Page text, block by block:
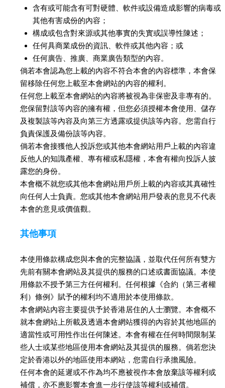
含有或可能含有可對硬體、軟件或設備造成影響的病毒或
其他有害成份的內容；
構成或包含對來源或其他事實的失實或誤導性陳述；
任何具商業成份的資訊、軟件或其他內容；或
任何廣告、推廣、商業廣告類型的內容。
倘若本會認為您上載的內容不符合本會的內容標準，本會保
留移除任何您上載至本會網站的內容的權利。
任何您上載至本會網站的內容將被視為非保密及非專有的。
您保留對該等內容的擁有權，但您必須授權本會使用、儲存
及複製該等內容及向第三方透露或提供該等內容。您需自行
負責保護及備份該等內容。
倘若本會接獲他人投訴您或其他本會網站用戶上載的內容違
反他人的知識產權、專有權或私隱權，本會有權向投訴人披
露您的身份。
本會概不就您或其他本會網站用戶所上載的內容或其真確性
向任何人士負責。您或其他本會網站用戶發表的意見不代表
本會的意見或價值觀。
其他事項
本使用條款構成您與本會的完整協議，並取代任何所有雙方
先前有關本會網站及其提供的服務的口述或書面協議。本使
用條款不授予第三方任何權利。任何根據《合約（第三者權
利）條例》賦予的權利均不適用於本使用條款。
本會網站內容主要提供予於香港居住的人士瀏覽。本會概不
就本會網站上所載及透過本會網站獲得的內容於其他地區的
適當性或可用性作出任何陳述。本會有權在任何時間限制某
些人士或某些地區使用本會網站及其提供的服務。倘若您決
定於香港以外的地區使用本網站，您需自行承擔風險。
任何本會的延遲或不作為均不應被視作本會放棄該等權利或
補償，亦不應影響本會進一步行使該等權利或補償。